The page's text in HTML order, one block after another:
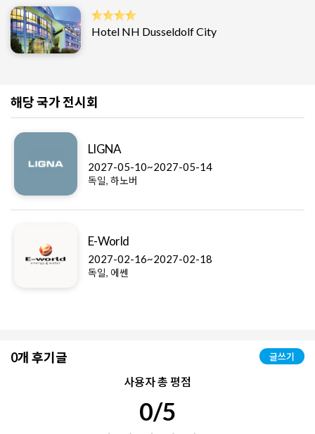
Hotel NH Dusseldolf City
해당 국가 전시회
LIGNA
2027-05-10~2027-05-14
독일, 하노버
E-World
2027-02-16~2027-02-18
독일, 에쎈
0개 후기글 글쓰기
사용자 총 평점
0/5